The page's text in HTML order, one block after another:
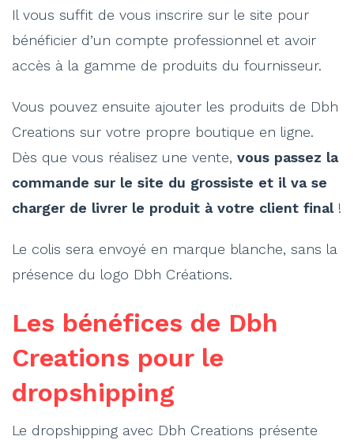
Il vous suffit de vous inscrire sur le site pour
bénéficier d’un compte professionnel et avoir
accès à la gamme de produits du fournisseur.
Vous pouvez ensuite ajouter les produits de Dbh
Creations sur votre propre boutique en ligne.
Dès que vous réalisez une vente, vous passez la
commande sur le site du grossiste et il va se
charger de livrer le produit à votre client final!
Le colis sera envoyé en marque blanche, sans la
présence du logo Dbh Créations.
Les bénéfices de Dbh
Creations pour le
dropshipping
Le dropshipping avec Dbh Creations présente